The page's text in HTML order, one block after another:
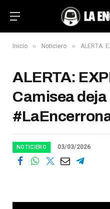
Inicio » Noticiero » ALERTA:
ALERTA:
Camisea
NOTICIERO 03/03/2026